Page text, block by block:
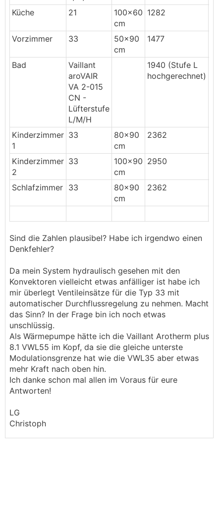
Küche
21
100x60
cm
1282
Vorzimmer 33
50x90
cm
1477
Bad
Vaillant
aroVAIR
VA 2-015
CN -
Lüfterstufe
L/M/H
1940 (Stufe L
hochgerechnet)
Kinderzimmer
1
33
80x90
cm
2362
Kinderzimmer
2
33
100x90
cm
2950
Schlafzimmer 33
80x90
cm
2362
Sind die Zahlen plausibel? Habe ich irgendwo einen
Denkfehler?
Da mein System hydraulisch gesehen mit den
Konvektoren vielleicht etwas anfälliger ist habe ich
mir überlegt Ventileinsätze für die Typ 33 mit
automatischer Durchflussregelung zu nehmen. Macht
das Sinn? In der Frage bin ich noch etwas
unschlüssig.
Als Wärmepumpe hätte ich die Vaillant Arotherm plus
8.1 VWL55 im Kopf, da sie die gleiche unterste
Modulationsgrenze hat wie die VWL35 aber etwas
mehr Kraft nach oben hin.
Ich danke schon mal allen im Voraus für eure
Antworten!
LG
Christoph